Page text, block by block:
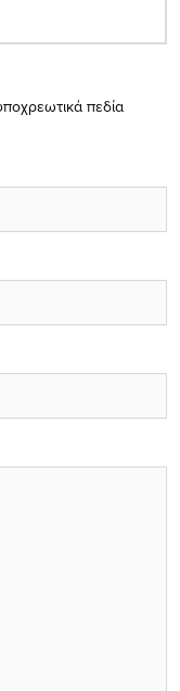
πεδία